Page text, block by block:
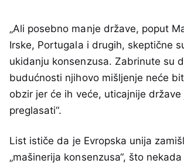
„Ali posebno manje države, poput
Irske, Portugala i drugih, skeptične
ukidanju konsenzusa. Zabrinute su
budućnosti njihovo mišljenje neće
obzir jer će ih veće, uticajnije
preglasati“.
List ističe da je Evropska unija
„mašinerija konsenzusa“, što